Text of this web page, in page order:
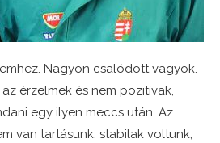
Nagyon csalódott vagyok.
érzelmek és nem pozitívak,
egy ilyen meccs után. Az
van tartásunk, stabilak voltunk,